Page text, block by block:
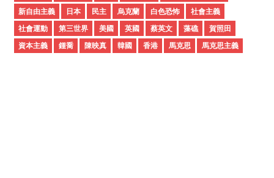
新自由主義
日本 民主 烏克蘭 白色恐怖
社會主義
社會運動
第三世界 美國 英國 蔡英文 藻礁
賀照田
資本主義
鍾喬 陳映真 韓國 香港 馬克思 馬克思主義